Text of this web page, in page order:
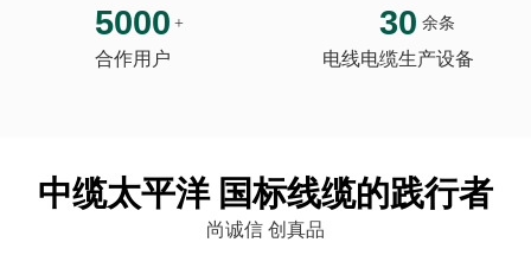
5000 +
合作用户
30 余条
电线电缆生产设备
中缆太平洋 国标线缆的践行者
尚诚信 创真品